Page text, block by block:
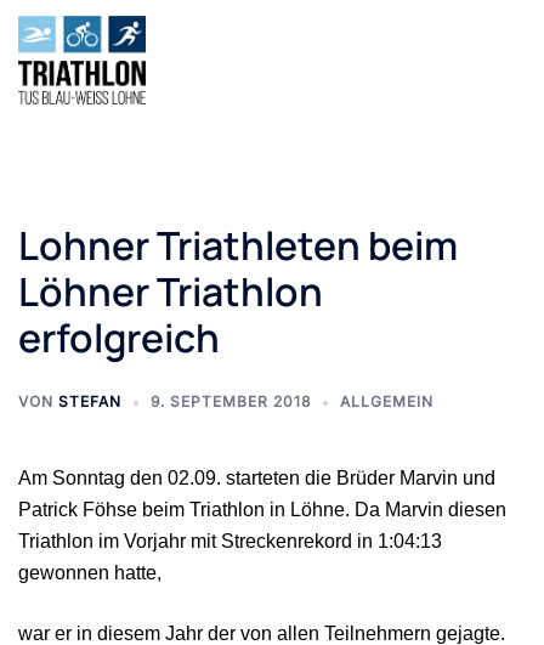
Zum
Inhalt
springen
Lohner Triathleten beim
Löhner Triathlon
erfolgreich
VON STEFAN 9. SEPTEMBER 2018 ALLGEMEIN
Am Sonntag den 02.09. starteten die Brüder Marvin und
Patrick Föhse beim Triathlon in Löhne. Da Marvin diesen
Triathlon im Vorjahr mit Streckenrekord in 1:04:13
gewonnen hatte,
war er in diesem Jahr der von allen Teilnehmern gejagte.